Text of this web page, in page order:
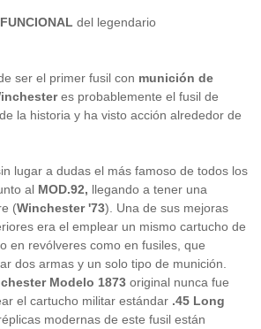
del legendario
ser el primer fusil con munición de
es probablemente el fusil de
la historia y ha visto acción alrededor de
lugar a dudas el más famoso de todos los
al MOD.92, llegando a tener una
(Winchester '73). Una de sus mejoras
era el emplear un mismo cartucho de
en revólveres como en fusiles, que
dos armas y un solo tipo de munición.
Modelo 1873 original nunca fue
el cartucho militar estándar .45 Long
modernas de este fusil están